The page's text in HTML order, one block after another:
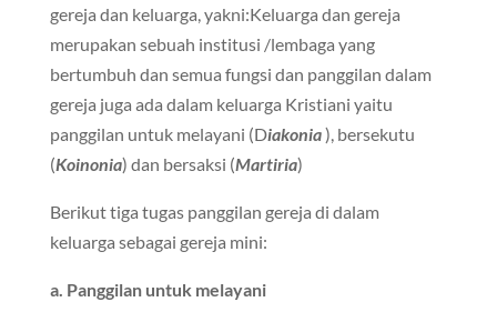
gereja dan keluarga, yakni:Keluarga dan gereja
merupakan sebuah institusi /lembaga yang
bertumbuh dan semua fungsi dan panggilan dalam
gereja juga ada dalam keluarga Kristiani yaitu
panggilan untuk melayani (Diakonia), bersekutu
(Koinonia) dan bersaksi (Martiria)
Berikut tiga tugas panggilan gereja di dalam
keluarga sebagai gereja mini:
a. Panggilan untuk melayani